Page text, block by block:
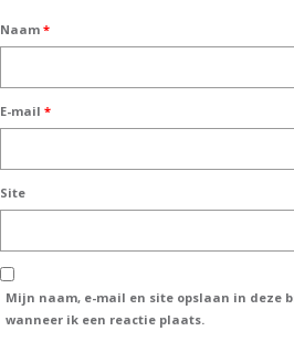
Naam *
E-mail *
Site
Mijn naam, e-mail en site opslaan in deze
wanneer ik een reactie plaats.